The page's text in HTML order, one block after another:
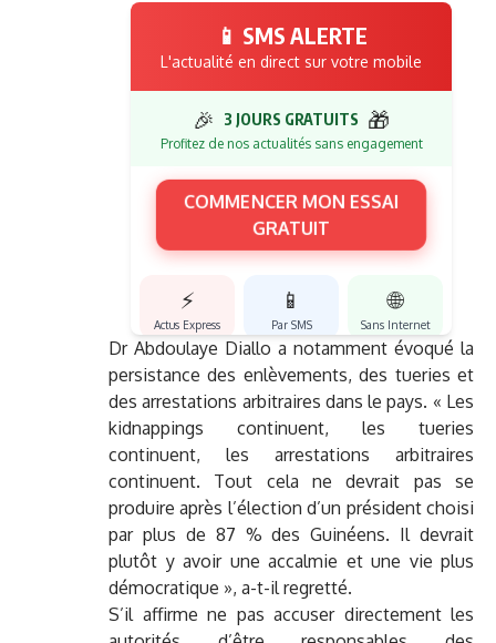
📱 SMS ALERTE
L'actualité en direct sur votre mobile
🎉 3 JOURS GRATUITS 🎁
Profitez de nos actualités sans engagement
COMMENCER MON ESSAI
GRATUIT
⚡
Actus Express
📱
Par SMS
🌐
Sans Internet
Dr Abdoulaye Diallo a notamment évoqué la
persistance des enlèvements, des tueries et
des arrestations arbitraires dans le pays. « Les
kidnappings continuent, les tueries
continuent, les arrestations arbitraires
continuent. Tout cela ne devrait pas se
produire après l’élection d’un président choisi
par plus de 87 % des Guinéens. Il devrait
plutôt y avoir une accalmie et une vie plus
démocratique », a-t-il regretté.
S’il affirme ne pas accuser directement les